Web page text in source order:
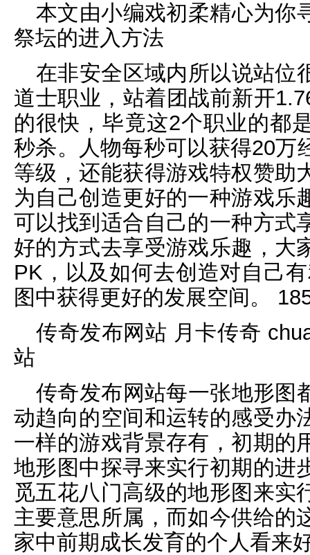
本文由小编戏初柔精心为你
祭坛的进入方法
在非安全区域内所以说站位
道士职业，站着团战前新开
的很快，毕竟这2个职业的都
秒杀。人物每秒可以获得20万
等级，还能获得游戏特权赞助
为自己创造更好的一种游戏乐
可以找到适合自己的一种方式
好的方式去享受游戏乐趣，大
PK，以及如何去创造对自己
图中获得更好的发展空间。
传奇发布网站 月卡传奇
站
传奇发布网站每一张地形图
动趋向的空间和运转的感受办
一样的游戏背景存有，初期的
地形图中探寻来实行初期的进
觅五花八门高级的地形图来实
主要意思所属，而如今供给的
家中前期成长发育的个人看来